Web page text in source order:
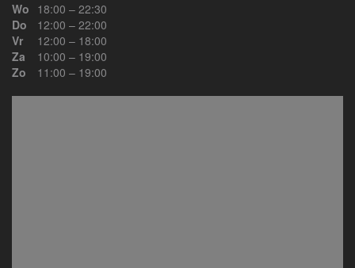
Wo 18:00 – 22:30
Do
12:00 – 22:00
Vr
12:00 – 18:00
Za
10:00 – 19:00
Zo
11:00 – 19:00